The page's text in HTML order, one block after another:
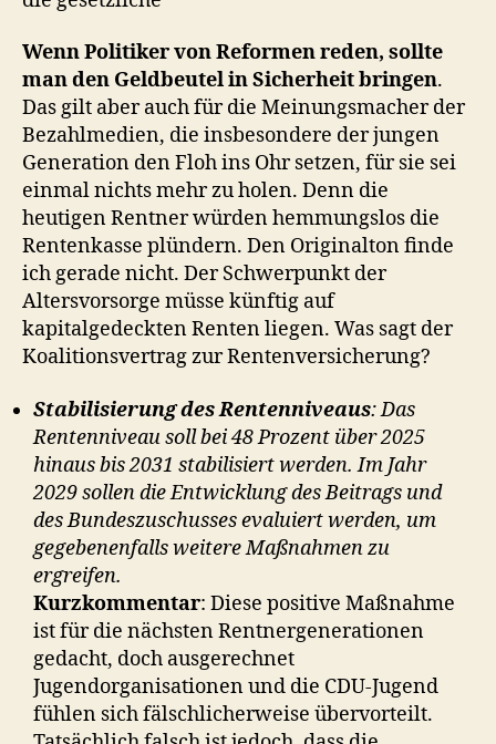
Wenn Politiker von Reformen reden, sollte
man den Geldbeutel in Sicherheit bringen.
Das gilt aber auch für die Meinungsmacher der
Bezahlmedien, die insbesondere der jungen
Generation den Floh ins Ohr setzen, für sie sei
einmal nichts mehr zu holen. Denn die
heutigen Rentner würden hemmungslos die
Rentenkasse plündern. Den Originalton finde
ich gerade nicht. Der Schwerpunkt der
Altersvorsorge müsse künftig auf
kapitalgedeckten Renten liegen. Was sagt der
Koalitionsvertrag zur Rentenversicherung?
Stabilisierung des Rentenniveaus: Das
Rentenniveau soll bei 48 Prozent über 2025
hinaus bis 2031 stabilisiert werden. Im Jahr
2029 sollen die Entwicklung des Beitrags und
des Bundeszuschusses evaluiert werden, um
gegebenenfalls weitere Maßnahmen zu
ergreifen.
Kurzkommentar: Diese positive Maßnahme
ist für die nächsten Rentnergenerationen
gedacht, doch ausgerechnet
Jugendorganisationen und die CDU-Jugend
fühlen sich fälschlicherweise übervorteilt.